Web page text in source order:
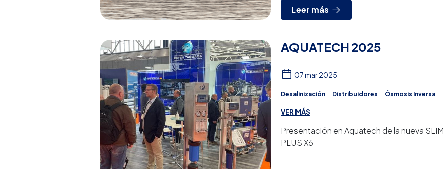
Leer más
AQUATECH 2025
07 mar 2025
Desalinización Distribuidores
Ósmosis Inversa
Potabilización
VER MÁS
Presentación en Aquatech de la nueva SLIM
PLUS X6